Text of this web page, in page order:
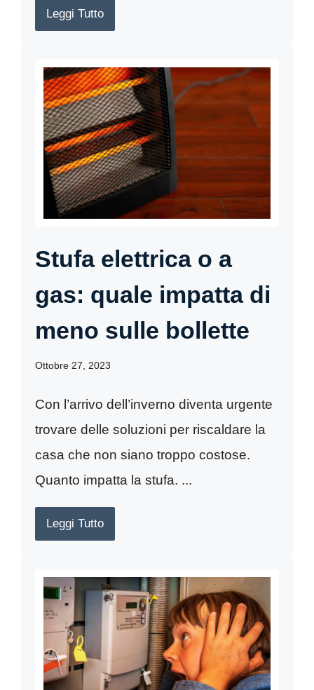
Leggi Tutto
Stufa elettrica o a
gas: quale impatta di
meno sulle bollette
Ottobre 27, 2023
Con l’arrivo dell’inverno diventa urgente
trovare delle soluzioni per riscaldare la
casa che non siano troppo costose.
Quanto impatta la stufa. ...
Leggi Tutto